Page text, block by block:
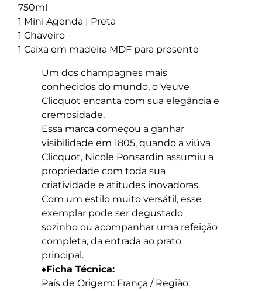
750ml
1 Mini Agenda | Preta
1 Chaveiro
1 Caixa em madeira MDF para presente
Um dos champagnes mais
conhecidos do mundo, o Veuve
Clicquot encanta com sua elegância e
cremosidade.
Essa marca começou a ganhar
visibilidade em 1805, quando a viúva
Clicquot, Nicole Ponsardin assumiu a
propriedade com toda sua
criatividade e atitudes inovadoras.
Com um estilo muito versátil, esse
exemplar pode ser degustado
sozinho ou acompanhar uma refeição
completa, da entrada ao prato
principal.
♦Ficha Técnica:
País de Origem: França / Região: